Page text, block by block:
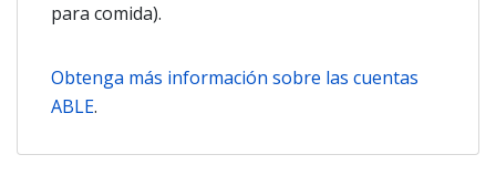
para comida).
Obtenga más información sobre las cuentas
ABLE.